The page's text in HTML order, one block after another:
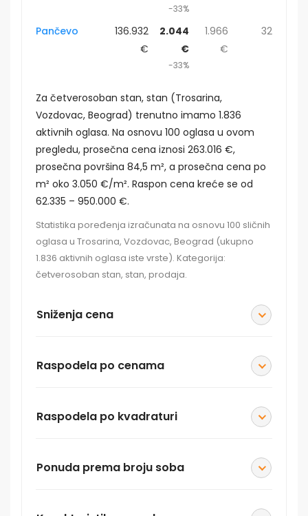
-33%
Pančevo
136.932
€
2.044
€
-33%
1.966
€
32
Za četverosoban stan, stan (Trosarina,
Vozdovac, Beograd) trenutno imamo 1.836
aktivnih oglasa. Na osnovu 100 oglasa u ovom
pregledu, prosečna cena iznosi 263.016 €,
prosečna površina 84,5 m², a prosečna cena po
m² oko 3.050 €/m². Raspon cena kreće se od
62.335 – 950.000 €.
Statistika poređenja izračunata na osnovu 100 sličnih
oglasa u Trosarina, Vozdovac, Beograd (ukupno
1.836 aktivnih oglasa iste vrste). Kategorija:
četverosoban stan, stan, prodaja.
Sniženja cena
Raspodela po cenama
Raspodela po kvadraturi
Ponuda prema broju soba